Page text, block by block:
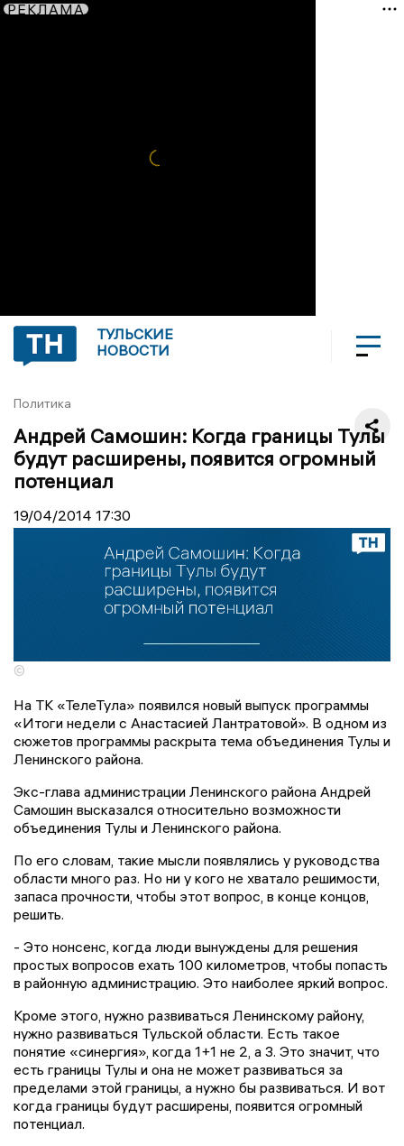
РЕКЛАМА
ТУЛЬСКИЕ
НОВОСТИ
Политика
Андрей Самошин: Когда границы Тулы
будут расширены, появится огромный
потенциал
19/04/2014 17:30
©
На ТК «ТелеТула» появился новый выпуск программы
«Итоги недели с Анастасией Лантратовой». В одном из
сюжетов программы раскрыта тема объединения Тулы и
Ленинского района.
Экс-глава администрации Ленинского района Андрей
Самошин высказался относительно возможности
объединения Тулы и Ленинского района.
По его словам, такие мысли появлялись у руководства
области много раз. Но ни у кого не хватало решимости,
запаса прочности, чтобы этот вопрос, в конце концов,
решить.
- Это нонсенс, когда люди вынуждены для решения
простых вопросов ехать 100 километров, чтобы попасть
в районную администрацию. Это наиболее яркий вопрос.
Кроме этого, нужно развиваться Ленинскому району,
нужно развиваться Тульской области. Есть такое
понятие «синергия», когда 1+1 не 2, а 3. Это значит, что
есть границы Тулы и она не может развиваться за
пределами этой границы, а нужно бы развиваться. И вот
когда границы будут расширены, появится огромный
потенциал.